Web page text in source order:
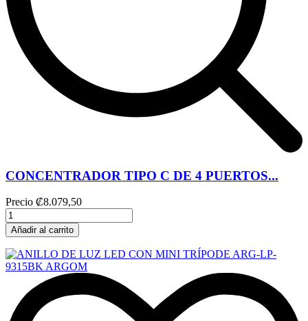
CONCENTRADOR TIPO C DE 4 PUERTOS...
Precio ₡8.079,50
Añadir al carrito